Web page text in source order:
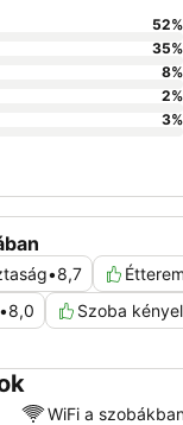
•8,7 Étterem
•8,0 Szoba
52%
35%
8%
2%
3%
WiFi a